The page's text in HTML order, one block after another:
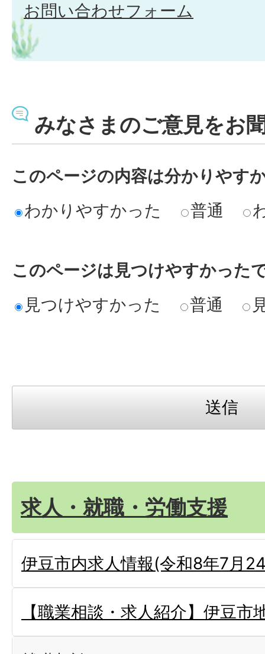
お問い合わせフォーム
みなさまのご意見をお
このページの内容は分かりやす
わかりやすかった
普通
このページは見つけやすかった
見つけやすかった
普通
求人・就職・労働支援
伊豆市内求人情報(令和8年7月
【職業相談・求人紹介】伊豆市